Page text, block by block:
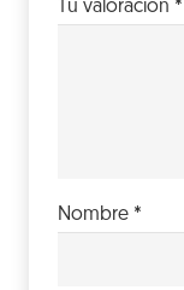
Tu valoración *
Nombre *